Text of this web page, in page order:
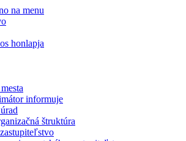
na menu
honlapja
informuje
štruktúra